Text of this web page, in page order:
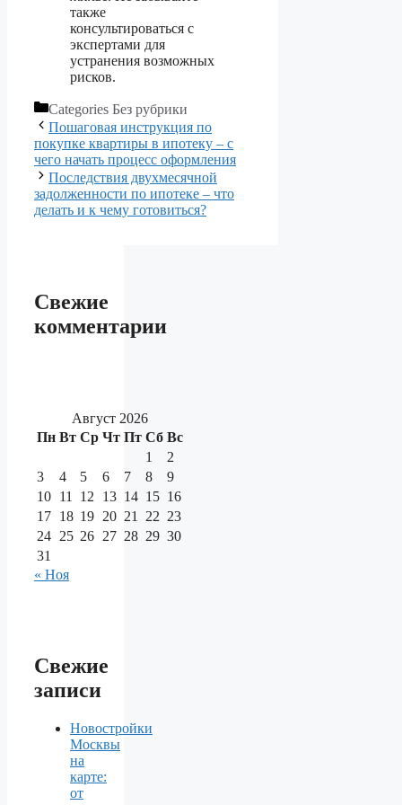
также
консультироваться с
экспертами для
устранения возможных
рисков.
Categories Без рубрики
Пошаговая инструкция по
покупке квартиры в ипотеку – с
чего начать процесс оформления
Последствия двухмесячной
задолженности по ипотеке – что
делать и к чему готовиться?
Свежие
комментарии
Август 2026
Пн Вт Ср Чт Пт Сб Вс
1
2
3
4 5 6 7 8
9
10 11 12 13 14 15 16
17 18 19 20 21 22 23
24 25 26 27 28 29 30
31
« Ноя
Свежие
записи
Новостройки
Москвы
на
карте:
от